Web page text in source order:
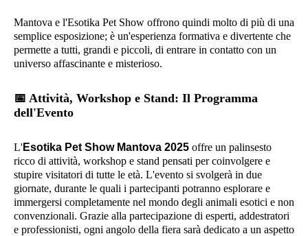
Mantova e l'Esotika Pet Show offrono quindi molto di più di una
semplice esposizione; è un'esperienza formativa e divertente che
permette a tutti, grandi e piccoli, di entrare in contatto con un
universo affascinante e misterioso.
📅 Attività, Workshop e Stand: Il Programma
dell'Evento
L'Esotika Pet Show Mantova 2025 offre un palinsesto
ricco di attività, workshop e stand pensati per coinvolgere e
stupire visitatori di tutte le età. L'evento si svolgerà in due
giornate, durante le quali i partecipanti potranno esplorare e
immergersi completamente nel mondo degli animali esotici e non
convenzionali. Grazie alla partecipazione di esperti, addestratori
e professionisti, ogni angolo della fiera sarà dedicato a un aspetto